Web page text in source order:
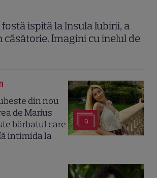
ispită la Insula Iubirii, a
căsătorie. Imagini cu inelul de
9
din nou
de Marius
bărbatul care
intimida la